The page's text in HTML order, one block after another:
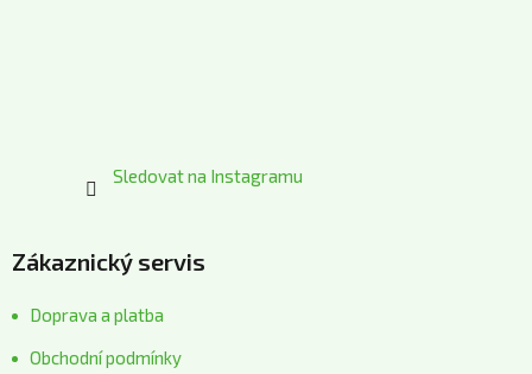
Sledovat na Instagramu
Zákaznický servis
Doprava a platba
Obchodní podmínky